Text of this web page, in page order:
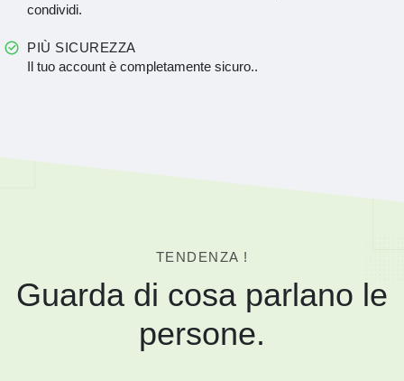
condividi.
PIÙ SICUREZZA
Il tuo account è completamente sicuro..
TENDENZA !
Guarda di cosa parlano le
persone.